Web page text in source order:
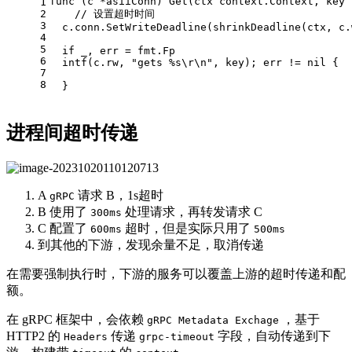
2
3
4
5
6
7
8
// 设置超时时间
c.conn.SetWriteDeadline(shrinkDeadline(ctx,
if _, err = fmt.Fp
  intf(c.rw,
"gets %s\r\n" , key); err != nil {
  }
进程间超时传递
A gRPC 请求 B，1s超时
B 使用了 300ms 处理请求，再转发请求 C
C 配置了 600ms 超时，但是实际只用了 500ms
到其他的下游，发现余量不足，取消传递
在需要强制执行时，下游的服务可以覆盖上游的超时传递和配
额。
在 gRPC 框架中，会依赖 gRPC Metadata Exchage
，基于
HTTP2 的 Headers 传递 grpc-timeout 字段，自动传递到下